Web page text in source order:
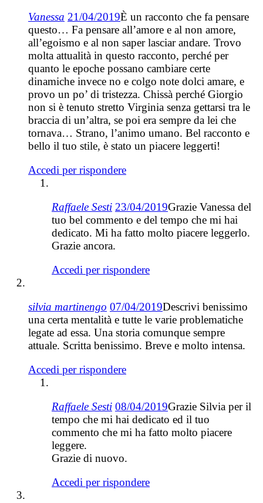
Vanessa 21/04/2019È un racconto che fa pensare
questo… Fa pensare all’amore e al non amore,
all’egoismo e al non saper lasciar andare. Trovo
molta attualità in questo racconto, perché per
quanto le epoche possano cambiare certe
dinamiche invece no e colgo note dolci amare, e
provo un po’ di tristezza. Chissà perché Giorgio
non si è tenuto stretto Virginia senza gettarsi tra le
braccia di un’altra, se poi era sempre da lei che
tornava… Strano, l’animo umano. Bel racconto e
bello il tuo stile, è stato un piacere leggerti!
Accedi per rispondere
Raffaele Sesti 23/04/2019Grazie Vanessa del
tuo bel commento e del tempo che mi hai
dedicato. Mi ha fatto molto piacere leggerlo.
Grazie ancora.
Accedi per rispondere
silvia martinengo 07/04/2019Descrivi benissimo
una certa mentalità e tutte le varie problematiche
legate ad essa. Una storia comunque sempre
attuale. Scritta benissimo. Breve e molto intensa.
Accedi per rispondere
Raffaele Sesti 08/04/2019Grazie Silvia per il
tempo che mi hai dedicato ed il tuo
commento che mi ha fatto molto piacere
leggere.
Grazie di nuovo.
Accedi per rispondere